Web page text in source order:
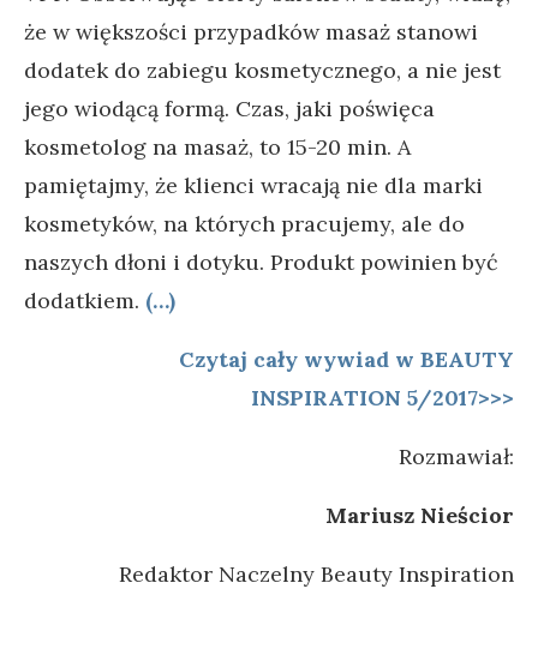
że w większości przypadków masaż stanowi
dodatek do zabiegu kosmetycznego, a nie jest
jego wiodącą formą. Czas, jaki poświęca
kosmetolog na masaż, to 15-20 min. A
pamiętajmy, że klienci wracają nie dla marki
kosmetyków, na których pracujemy, ale do
naszych dłoni i dotyku. Produkt powinien być
dodatkiem. (…)
Czytaj cały wywiad w BEAUTY
INSPIRATION 5/2017>>>
Rozmawiał:
Mariusz Nieścior
Redaktor Naczelny Beauty Inspiration